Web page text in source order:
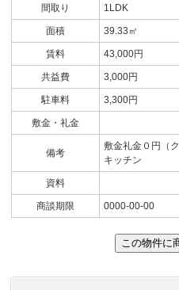
間取り 1LDK
面積 39.33㎡
賃料 43,000円
共益費 3,000円
駐車料 3,300円
敷金・礼金
備考
敷金礼金０円（
キッチン
資料
商談期限 0000-00-00